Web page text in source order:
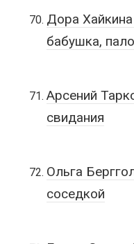
Дора
бабушка,
Арсений
свидания
Ольга
соседкой